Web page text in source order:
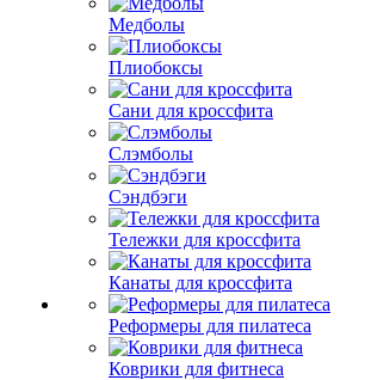
Медболы
Плиобоксы
Сани для кроссфита
Слэмболы
Сэндбэги
Тележки для кроссфита
Канаты для кроссфита
Реформеры для пилатеса
Коврики для фитнеса